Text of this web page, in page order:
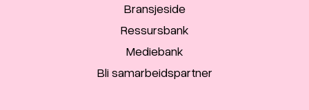
Bransjeside
Ressursbank
Mediebank
Bli samarbeidspartner